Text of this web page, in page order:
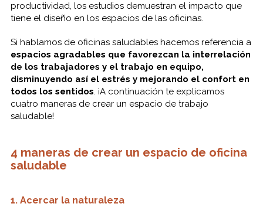
productividad, los estudios demuestran el impacto que
tiene el diseño en los espacios de las oficinas.
Si hablamos de oficinas saludables hacemos referencia a
espacios agradables que favorezcan la interrelación
de los trabajadores y el trabajo en equipo,
disminuyendo así el estrés y mejorando el confort en
todos los sentidos. ¡A continuación te explicamos
cuatro maneras de crear un espacio de trabajo
saludable!
4 maneras de crear un espacio de oficina
saludable
1. Acercar la naturaleza